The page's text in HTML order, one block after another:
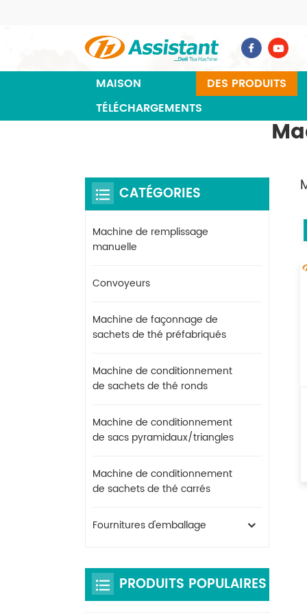
MAISON DES PRODUITS
TÉLÉCHARGEMENTS
CATÉGORIES
Machine de remplissage
manuelle
Convoyeurs
Machine de façonnage de
sachets de thé préfabriqués
Machine de conditionnement
de sachets de thé ronds
Machine de conditionnement
de sacs pyramidaux/triangles
Machine de conditionnement
de sachets de thé carrés
Fournitures d'emballage
PRODUITS POPULAIRES